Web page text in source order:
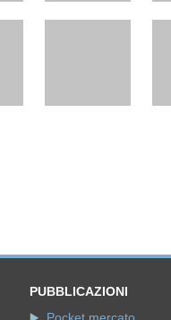
PUBBLICAZIONI